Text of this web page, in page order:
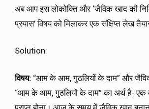
अब आप इस लोकोक्ति और ‘जैविक खाद की
प्रयास’ विषय को मिलाकर एक संक्षिप्त लेख
Solution:
विषय: “आम के आम, गुठलियों के दाम” और
“आम के आम, गुठलियों के दाम” का अर्थ है- एक